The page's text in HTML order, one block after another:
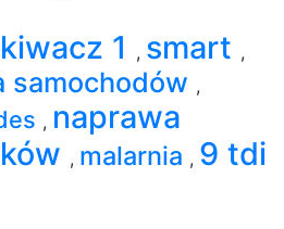
1 , smart ,
samochodów ,
, naprawa
, malarnia , 9 tdi